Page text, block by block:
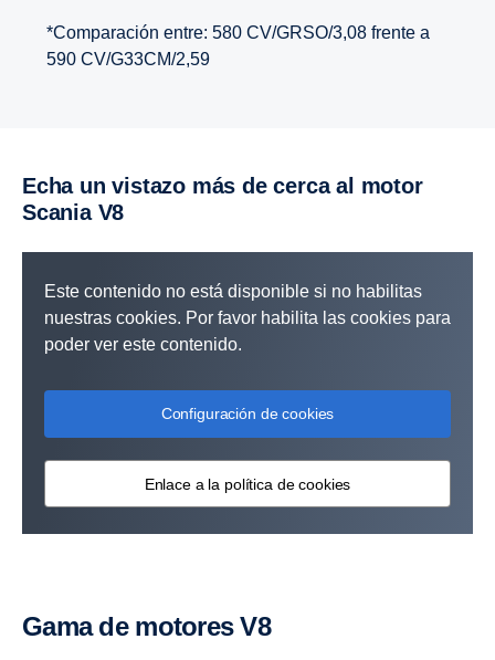
*Comparación entre: 580 CV/GRSO/3,08 frente a
590 CV/G33CM/2,59
Echa un vistazo más de cerca al motor
Scania V8
Este contenido no está disponible si no habilitas
nuestras cookies. Por favor habilita las cookies para
poder ver este contenido.
Configuración de cookies
Enlace a la política de cookies
Gama de motores V8